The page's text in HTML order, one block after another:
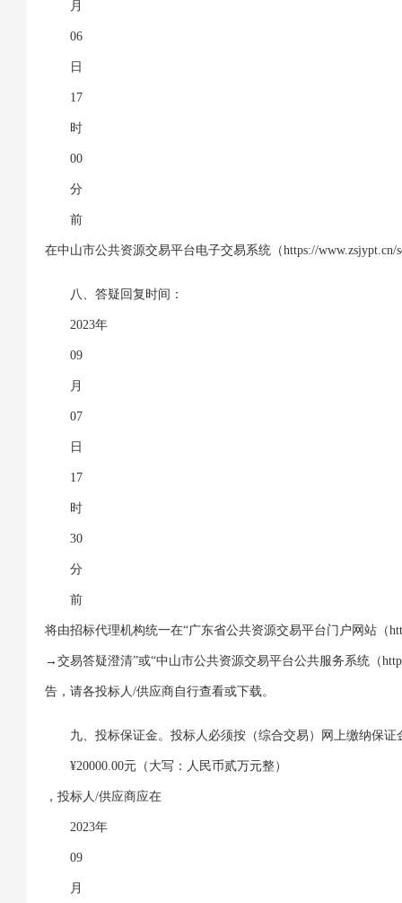
月
06
日
17
时
00
分
前
在中山市公共资源交易平台电子交易系统（https://
八、答疑回复时间：
2023年
09
月
07
日
17
时
30
分
前
将由招标代理机构统一在“广东省公共资源交易平台门户网站（
→交易答疑澄清”或“中山市公共资源交易平台公共服务系统（
告，请各投标人/供应商自行查看或下载。
九、投标保证金。投标人必须按（综合交易）网上缴纳保
¥20000.00元（大写：人民币贰万元整）
，投标人/供应商应在
2023年
09
月